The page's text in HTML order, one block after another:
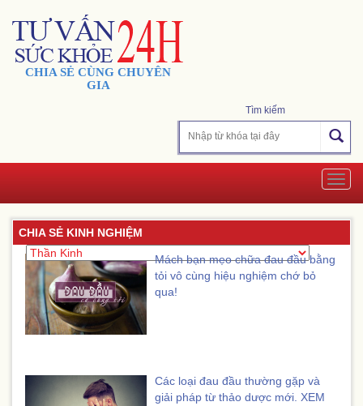
CHIA SẺ CÙNG CHUYÊN
GIA
Tìm kiếm
CHIA SẺ KINH NGHIỆM
Mách bạn mẹo chữa đau đầu bằng
tỏi vô cùng hiệu nghiệm chớ bỏ
qua!
Các loại đau đầu thường gặp và
giải pháp từ thảo dược mới. XEM